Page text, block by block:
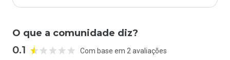
O que a comunidade diz?
0.1 Com base em 2 avaliações